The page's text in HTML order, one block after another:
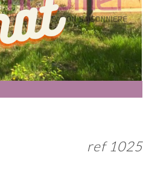
ref 1025